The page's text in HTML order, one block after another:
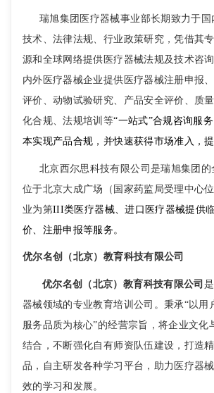
瑞旭集团医疗器械事业部长期致力于国
技术、法律法规、行业政策研究，凭借其
源和全球网络提供医疗器械法规及技术咨
内外医疗器械企业提供医疗器械注册申报
评价、动物试验研究、产品安全评价、质
化合规、法规培训等“一站式”合规咨询服
本实现产品合规，并快速获得市场准入，提
北京西尔思科技有限公司是瑞旭集团的
位于北京大成广场（国家药监局受理中心
业为第III类医疗器械、进口医疗器械提供
价、注册申报等服务。
优尔名创（北京）教育科技有限公司
优尔名创（北京）教育科技有限公司
器械领域的专业教育培训公司。秉承“以用
服务品质为核心”的经营宗旨，将企业文化
结合，不断强化自有师资队伍建设，打造
品，自主研发各种学习平台，助力医疗器
效的学习和发展。